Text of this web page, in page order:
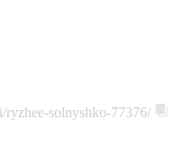
ryzhee-solnyshko-77376/